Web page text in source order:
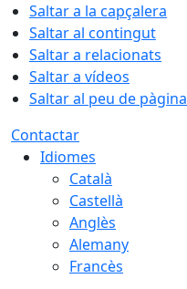
Saltar a la capçalera
Saltar al contingut
Saltar a relacionats
Saltar a vídeos
Saltar al peu de pàgina
Contactar
Idiomes
Català
Castellà
Anglès
Alemany
Francès